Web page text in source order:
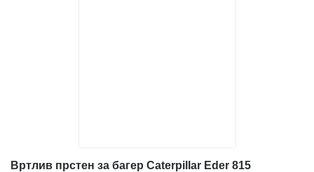
Вртлив прстен за багер Caterpillar Eder 815